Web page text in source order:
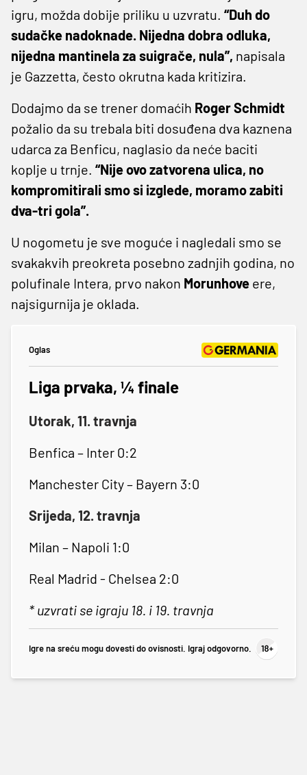
igru, možda dobije priliku u uzvratu. “Duh do
sudačke nadoknade. Nijedna dobra odluka,
nijedna mantinela za suigrače, nula”, napisala
je Gazzetta, često okrutna kada kritizira.
Dodajmo da se trener domaćih Roger Schmidt
požalio da su trebala biti dosuđena dva kaznena
udarca za Benficu, naglasio da neće baciti
koplje u trnje. “Nije ovo zatvorena ulica, no
kompromitirali smo si izglede, moramo zabiti
dva-tri gola”.
U nogometu je sve moguće i nagledali smo se
svakakvih preokreta posebno zadnjih godina, no
polufinale Intera, prvo nakon Morunhove ere,
najsigurnija je oklada.
Oglas
Liga prvaka, ¼ finale
Utorak, 11. travnja
Benfica – Inter 0:2
Manchester City – Bayern 3:0
Srijeda, 12. travnja
Milan – Napoli 1:0
Real Madrid - Chelsea 2:0
* uzvrati se igraju 18. i 19. travnja
Igre na sreću mogu dovesti do ovisnosti. Igraj odgovorno.